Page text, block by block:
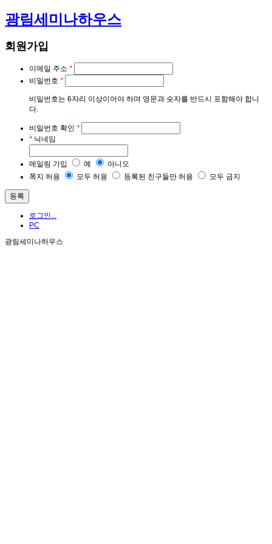
광림세미나하우스
회원가입
이메일 주소 *
비밀번호 *
비밀번호는 6자리 이상이어야 하며 영문과 숫자를 반드시 포함해야 합니
다.
비밀번호 확인 *
* 닉네임
메일링 가입 예
아니오
쪽지 허용
모두 허용 등록된 친구들만 허용 모두 금지
로그인...
PC
광림세미나하우스